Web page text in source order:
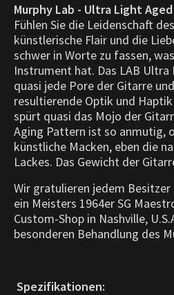
Murphy Lab - Ultra Light Aged
Fühlen Sie die Leidenschaft
künstlerische Flair und die
schwer in Worte zu fassen,
Instrument hat. Das LAB
quasi jede Pore der Gitarre
resultierende Optik und
spürt quasi das Mojo der
Aging Pattern ist so anmutig,
künstliche Macken, eben die
Lackes. Das Gewicht der
Wir gratulieren jedem Besitzer
ein Meisters 1964er SG
Custom-Shop in Nashville,
besonderen Behandlung des
Spezifikationen: